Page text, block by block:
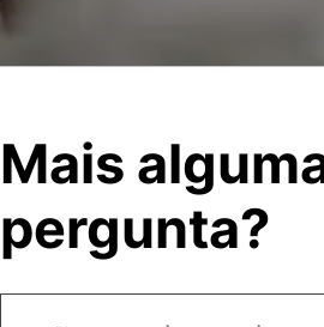
Mais
pergunta?